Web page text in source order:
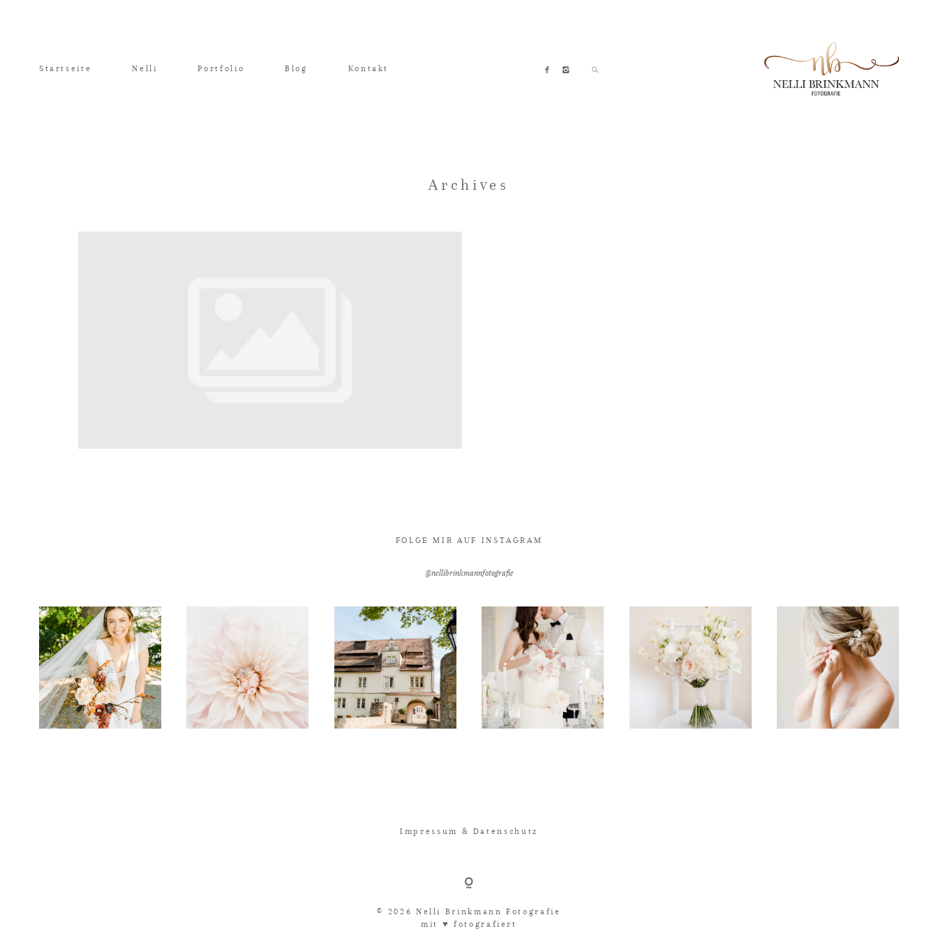
Startseite Nelli Portfolio Blog Kontakt
Archives
FOLGE MIR AUF INSTAGRAM
@nellibrinkmannfotografie
Impressum & Datenschutz
© 2026 Nelli Brinkmann Fotografie
mit ♥︎ fotografiert